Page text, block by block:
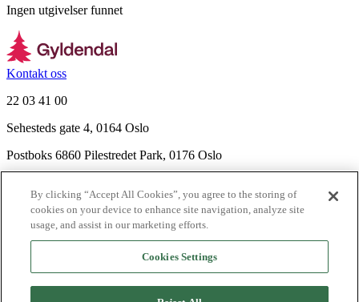
Ingen utgivelser funnet
Kontakt oss
22 03 41 00
Sehesteds gate 4, 0164 Oslo
Postboks 6860 Pilestredet Park, 0176 Oslo
Nyhetsbrev
Ledige stillinger
Send inn manus
By clicking “Accept All Cookies”, you agree to the storing of
cookies on your device to enhance site navigation, analyze site
usage, and assist in our marketing efforts.
Cookies Settings